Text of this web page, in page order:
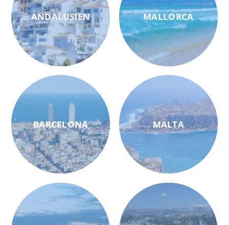
ANDALUSIEN
BARCELONA
MALLORCA
MALTA